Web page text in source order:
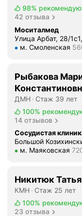
98%
42 отзыва
Моситалмед
Улица Арбат, 28/
Метро м.
м. Смоленская
Рыбакова
ДМН
Стаж 39 лет
100%
14 отзывов
Сосудистая
Большой
Метро м.
м. Маяковская
Никитюк
КМН
Стаж 25 лет
100%
23 отзыва